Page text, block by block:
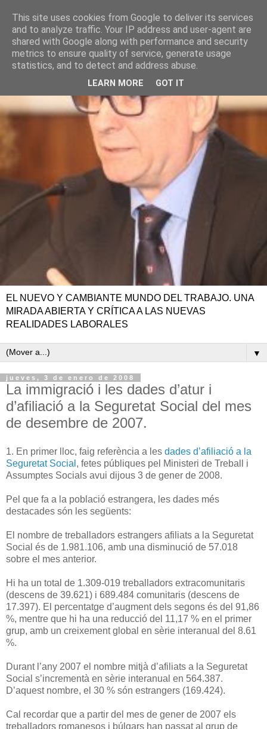
EL NUEVO Y CAMBIANTE MUNDO DEL TRABAJO. UNA
MIRADA ABIERTA Y CRÍTICA A LAS NUEVAS
REALIDADES LABORALES
▼
jueves, 3 de enero de 2008
La immigració i les dades d’atur i
d’afiliació a la Seguretat Social del mes
de desembre de 2007.
1. En primer lloc, faig referència a les dades d’afiliació a la
Seguretat Social , fetes públiques pel Ministeri de Treball i
Assumptes Socials avui dijous 3 de gener de 2008.
Pel que fa a la població estrangera, les dades més
destacades són les següents:
El nombre de treballadors estrangers afiliats a la Seguretat
Social és de 1.981.106, amb una disminució de 57.018
sobre el mes anterior.
Hi ha un total de 1.309-019 treballadors extracomunitaris
(descens de 39.621) i 689.484 comunitaris (descens de
17.397). El percentatge d’augment dels segons és del 91,86
%, mentre que hi ha una reducció del 11,17 % en el primer
grup, amb un creixement global en sèrie interanual del 8.61
%.
Durant l’any 2007 el nombre mitjà d’afiliats a la Seguretat
Social s’incrementà en sèrie interanual en 564.387.
D’aquest nombre, el 30 % són estrangers (169.424).
Cal recordar que a partir del mes de gener de 2007 els
treballadors romanesos i búlgars han passat al grup de
This site uses cookies from Google to deliver its services
and to analyze traffic. Your IP address and user-agent are
shared with Google along with performance and security
metrics to ensure quality of service, generate usage
statistics, and to detect and address abuse.
LEARN MORE GOT IT